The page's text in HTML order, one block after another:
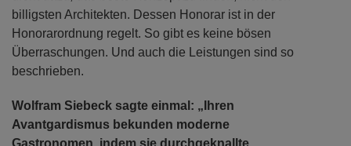
billigsten Architekten. Dessen Honorar ist in der
Honorarordnung regelt. So gibt es keine bösen
Überraschungen. Und auch die Leistungen sind so
beschrieben.
Wolfram Siebeck sagte einmal: „Ihren
Avantgardismus bekunden moderne
Gastronomen, indem sie durchgeknallte